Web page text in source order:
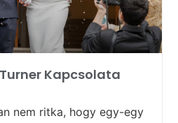
Kapcsolata
nem ritka, hogy egy-egy